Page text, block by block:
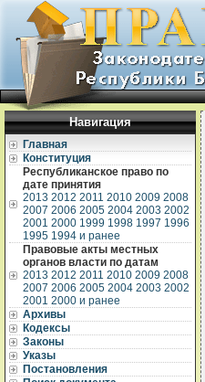
Навигация
Главная
Конституция
Республиканское право по
дате принятия
2013 2012 2011 2010 2009 2008
2007 2006 2005 2004 2003 2002
2001 2000 1999 1998 1997 1996
1995 1994 и ранее
Правовые акты местных
органов власти по датам
2013 2012 2011 2010 2009 2008
2007 2006 2005 2004 2003 2002
2001 2000 и ранее
Архивы
Кодексы
Законы
Указы
Постановления